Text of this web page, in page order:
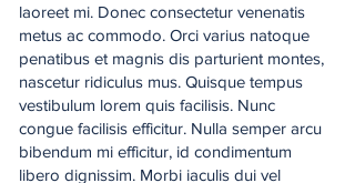
laoreet mi. Donec consectetur venenatis
metus ac commodo. Orci varius natoque
penatibus et magnis dis parturient montes,
nascetur ridiculus mus. Quisque tempus
vestibulum lorem quis facilisis. Nunc
congue facilisis efficitur. Nulla semper arcu
bibendum mi efficitur, id condimentum
libero dignissim. Morbi iaculis dui vel